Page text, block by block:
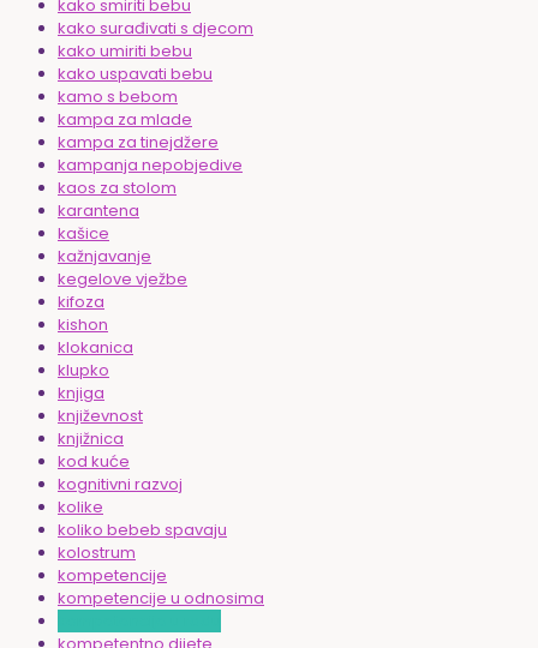
kako smiriti bebu
kako surađivati s djecom
kako umiriti bebu
kako uspavati bebu
kamo s bebom
kampa za mlade
kampa za tinejdžere
kampanja nepobjedive
kaos za stolom
karantena
kašice
kažnjavanje
kegelove vježbe
kifoza
kishon
klokanica
klupko
knjiga
književnost
knjižnica
kod kuće
kognitivni razvoj
kolike
koliko bebeb spavaju
kolostrum
kompetencije
kompetencije u odnosima